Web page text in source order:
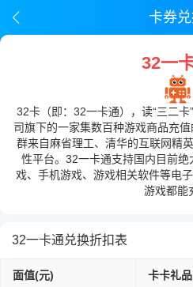
卡券
32一
32卡（即：32一卡通），读“三二
司旗下的一家集数百种游戏商品充
群来自麻省理工、清华的互联网精
性平台。32一卡通支持国内目前
戏、手机游戏、游戏相关软件等电
游戏都能
32一卡通兑换折扣表
面值(元) 卡卡礼